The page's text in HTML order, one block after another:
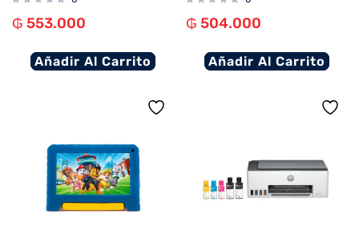
₲ 553.000
Añadir Al Carrito
₲ 504.000
Añadir Al Carrito